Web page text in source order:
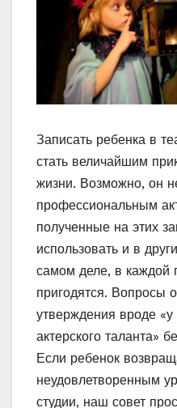
Записать ребенка в
стать величайшим
жизни. Возможно, он
профессиональным
полученные на этих
использовать и в
самом деле, в каждой
пригодятся. Вопросы
утверждения вроде «у
актерского таланта»
Если ребенок
неудовлетворенным
студии, наш совет